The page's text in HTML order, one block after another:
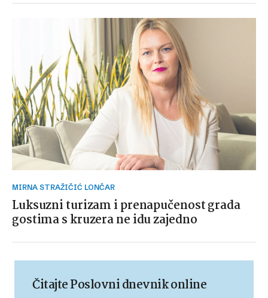
MIRNA STRAŽIČIĆ LONČAR
Luksuzni turizam i prenapučenost grada
gostima s kruzera ne idu zajedno
Čitajte Poslovni dnevnik online